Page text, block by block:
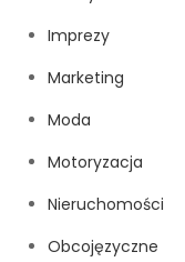
Imprezy
Marketing
Moda
Motoryzacja
Nieruchomości
Obcojęzyczne